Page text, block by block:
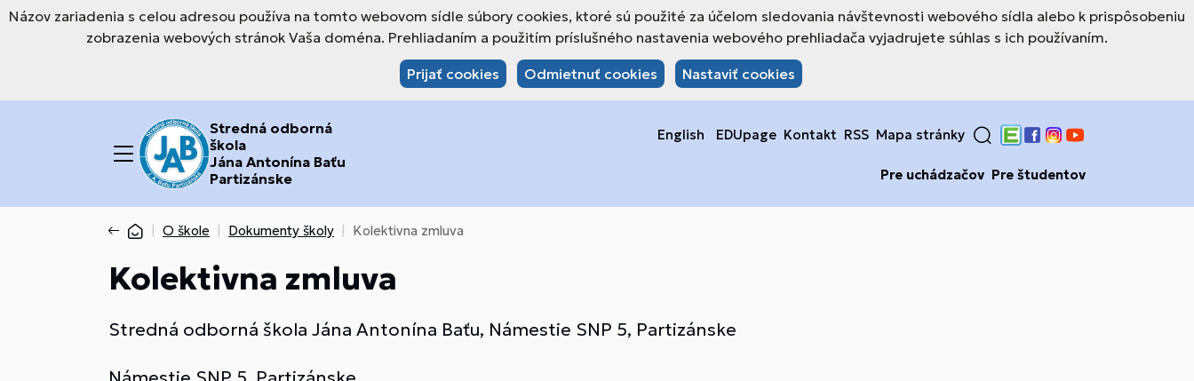
Názov zariadenia s celou adresou používa na tomto webovom sídle súbory cookies, ktoré sú použité za účelom sledovania návštevnosti webového sídla alebo k prispôsobeniu
zobrazenia webových stránok Vaša doména. Prehliadaním a použitím príslušného nastavenia webového prehliadača vyjadrujete súhlas s ich používaním.
Prijať cookies Odmietnuť cookies Nastaviť cookies
Stredná odborná
škola
Jána Antonína Baťu
Partizánske
English EDUpage Kontakt RSS Mapa stránky
Edupage
Facebook
Instagram
YouTube
Pre uchádzačov Pre študentov
O škole Dokumenty školy Kolektivna zmluva
Kolektivna zmluva
Stredná odborná škola Jána Antonína Baťu, Námestie SNP 5, Partizánske